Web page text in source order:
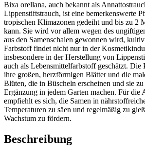
Bixa orellana, auch bekannt als
Lippenstiftstrauch, ist eine bemerkenswerte
tropischen Klimazonen gedeiht und bis zu 2
kann. Sie wird vor allem wegen des
aus den Samenschalen gewonnen wird,
Farbstoff findet nicht nur in der
insbesondere in der Herstellung von
auch als Lebensmittelfarbstoff geschätzt. Die
ihre großen, herzförmigen Blätter und die
Blüten, die in Büscheln erscheinen und sie
Ergänzung in jedem Garten machen. Für die
empfiehlt es sich, die Samen in
Temperaturen zu säen und regelmäßig zu
Wachstum zu fördern.
Beschreibung